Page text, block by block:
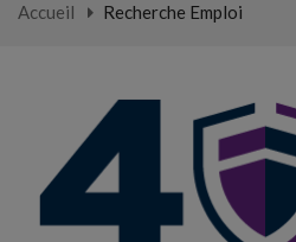
Accueil Recherche Emploi